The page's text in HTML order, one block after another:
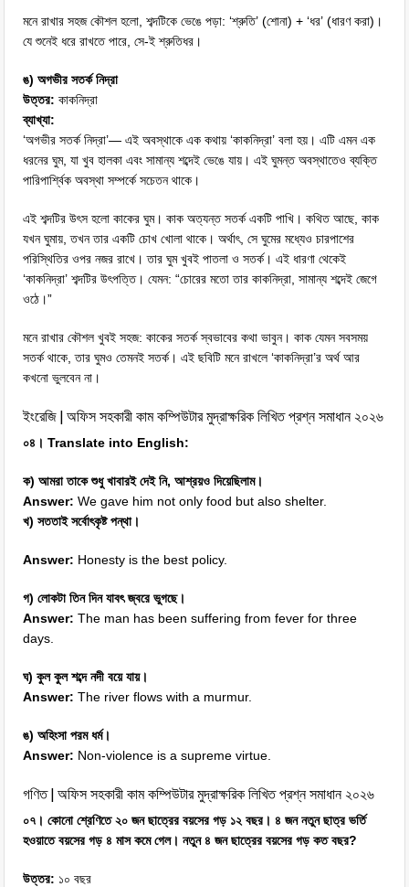
মনে রাখার সহজ কৌশল হলো, শব্দটিকে ভেঙে পড়া: ‘শ্রুতি’ (শোনা) + ‘ধর’ (ধারণ করা)।
যে শুনেই ধরে রাখতে পারে, সে-ই শ্রুতিধর।
ঙ) অগভীর সতর্ক নিদ্রা
উত্তর: কাকনিদ্রা
ব্যাখ্যা:
‘অগভীর সতর্ক নিদ্রা’— এই অবস্থাকে এক কথায় ‘কাকনিদ্রা’ বলা হয়। এটি এমন এক
ধরনের ঘুম, যা খুব হালকা এবং সামান্য শব্দেই ভেঙে যায়। এই ঘুমন্ত অবস্থাতেও ব্যক্তি
পারিপার্শ্বিক অবস্থা সম্পর্কে সচেতন থাকে।
এই শব্দটির উৎস হলো কাকের ঘুম। কাক অত্যন্ত সতর্ক একটি পাখি। কথিত আছে, কাক
যখন ঘুমায়, তখন তার একটি চোখ খোলা থাকে। অর্থাৎ, সে ঘুমের মধ্যেও চারপাশের
পরিস্থিতির ওপর নজর রাখে। তার ঘুম খুবই পাতলা ও সতর্ক। এই ধারণা থেকেই
‘কাকনিদ্রা’ শব্দটির উৎপত্তি। যেমন: “চোরের মতো তার কাকনিদ্রা, সামান্য শব্দেই জেগে
ওঠে।”
মনে রাখার কৌশল খুবই সহজ: কাকের সতর্ক স্বভাবের কথা ভাবুন। কাক যেমন সবসময়
সতর্ক থাকে, তার ঘুমও তেমনই সতর্ক। এই ছবিটি মনে রাখলে ‘কাকনিদ্রা’র অর্থ আর
কখনো ভুলবেন না।
ইংরেজি | অফিস সহকারী কাম কম্পিউটার মুদ্রাক্ষরিক লিখিত প্রশ্ন সমাধান ২০২৬
০৪। Translate into English:
ক) আমরা তাকে শুধু খাবারই দেই নি, আশ্রয়ও দিয়েছিলাম।
Answer: We gave him not only food but also shelter.
খ) সততাই সর্বোৎকৃষ্ট পন্থা।
Answer: Honesty is the best policy.
গ) লোকটা তিন দিন যাবৎ জ্বরে ভুগছে।
Answer: The man has been suffering from fever for three
days.
ঘ) কুল কুল শব্দে নদী বয়ে যায়।
Answer: The river flows with a murmur.
ঙ) অহিংসা পরম ধর্ম।
Answer: Non-violence is a supreme virtue.
গণিত | অফিস সহকারী কাম কম্পিউটার মুদ্রাক্ষরিক লিখিত প্রশ্ন সমাধান ২০২৬
০৭। কোনো শ্রেণিতে ২০ জন ছাত্রের বয়সের গড় ১২ বছর। ৪ জন নতুন ছাত্র ভর্তি
হওয়াতে বয়সের গড় ৪ মাস কমে গেল। নতুন ৪ জন ছাত্রের বয়সের গড় কত বছর?
উত্তর: ১০ বছর